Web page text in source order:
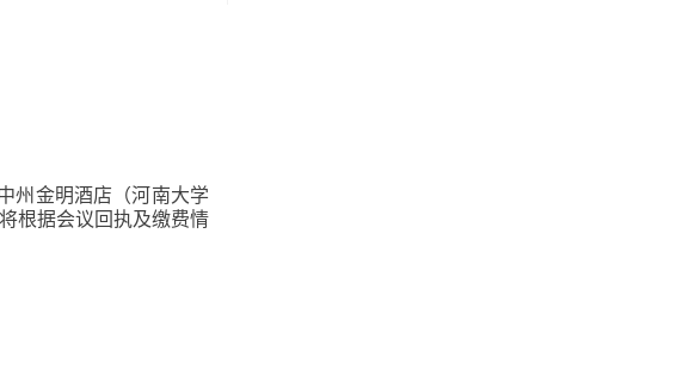
州金明酒店（河南大学
根据会议回执及缴费情